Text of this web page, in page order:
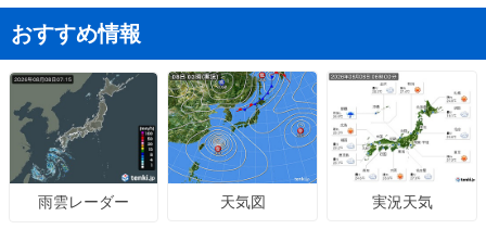
おすすめ情報
雨雲レーダー 天気図 実況天気